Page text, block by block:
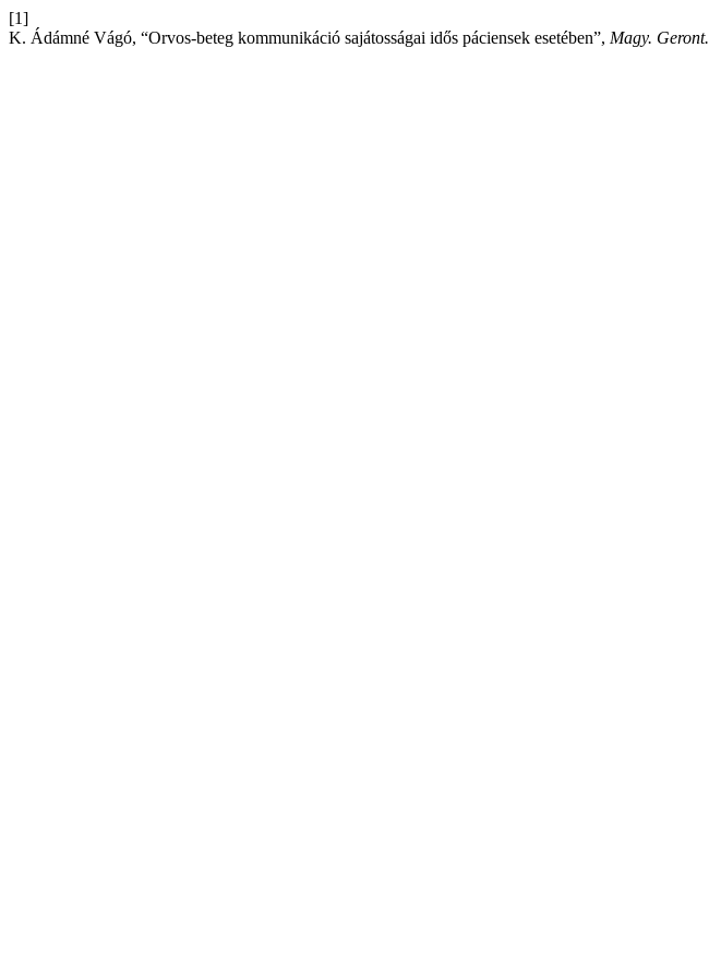
[1]
K. Ádámné Vágó, “Orvos-beteg kommunikáció sajátosságai idős páciensek esetében”, Magy. Geront.